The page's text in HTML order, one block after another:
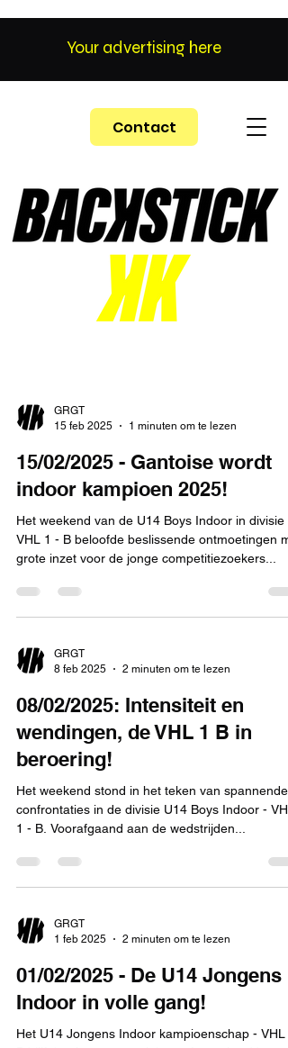
Contact
Your advertising here
GRGT
15 feb 2025
1 minuten om te lezen
15/02/2025 - Gantoise wordt
indoor kampioen 2025!
Het weekend van de U14 Boys Indoor in divisie
VHL 1 - B beloofde beslissende ontmoetingen
grote inzet voor de jonge competitiezoekers...
GRGT
8 feb 2025
2 minuten om te lezen
08/02/2025: Intensiteit en
wendingen, de VHL 1 B in
beroering!
Het weekend stond in het teken van spannende
confrontaties in de divisie U14 Boys Indoor - VHL
1 - B. Voorafgaand aan de wedstrijden...
GRGT
1 feb 2025
2 minuten om te lezen
01/02/2025 - De U14 Jongens
Indoor in volle gang!
Het U14 Jongens Indoor kampioenschap - VHL 1